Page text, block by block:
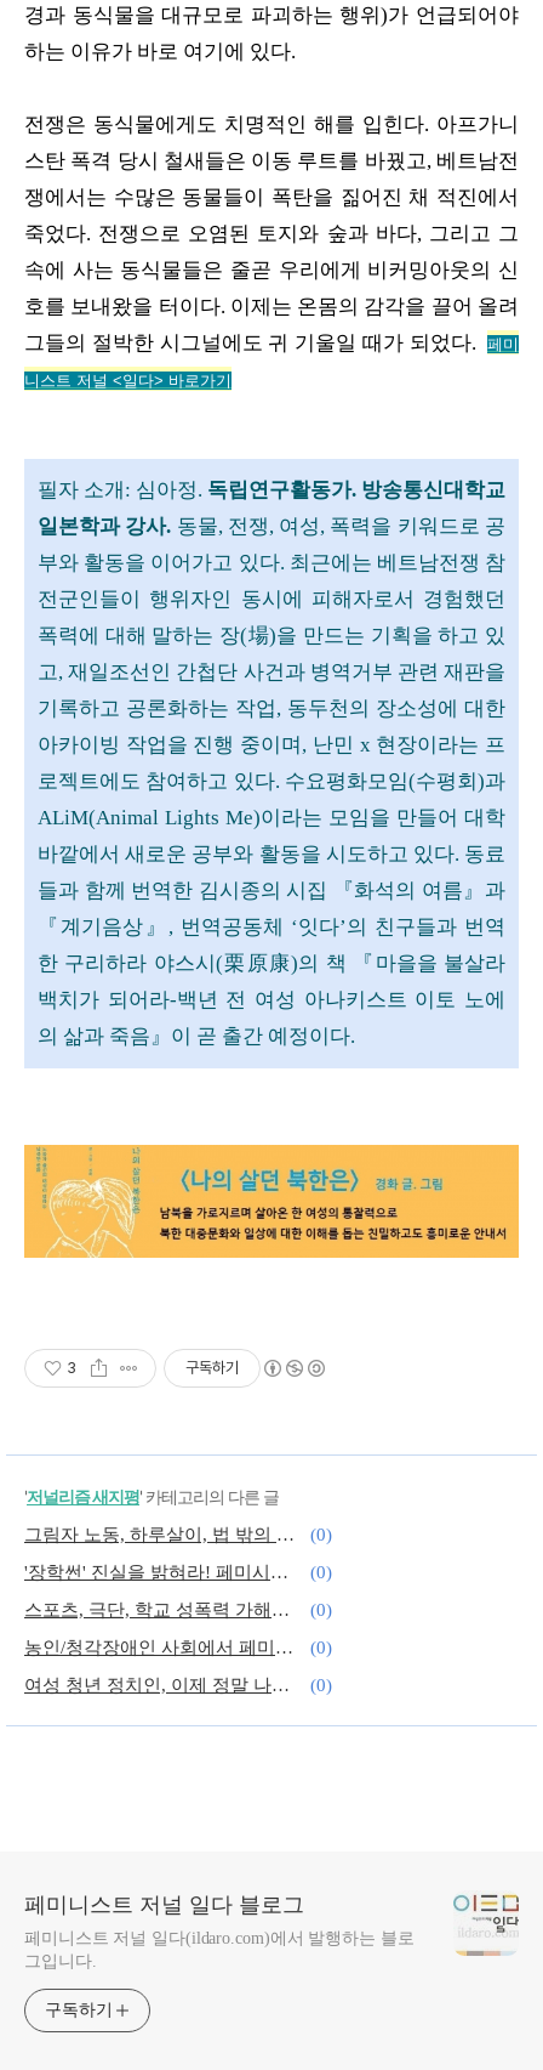
경과 동식물을 대규모로 파괴하는 행위)가 언급되어야
하는 이유가 바로 여기에 있다.
전쟁은 동식물에게도 치명적인 해를 입힌다. 아프가니
스탄 폭격 당시 철새들은 이동 루트를 바꿨고, 베트남전
쟁에서는 수많은 동물들이 폭탄을 짊어진 채 적진에서
죽었다. 전쟁으로 오염된 토지와 숲과 바다, 그리고 그
속에 사는 동식물들은 줄곧 우리에게 비커밍아웃의 신
호를 보내왔을 터이다. 이제는 온몸의 감각을 끌어 올려
그들의 절박한 시그널에도 귀 기울일 때가 되었다.
페미
니스트 저널 <일다> 바로가기
필자 소개: 심아정. 독립연구활동가. 방송통신대학교
일본학과 강사. 동물, 전쟁, 여성, 폭력을 키워드로 공
부와 활동을 이어가고 있다. 최근에는 베트남전쟁 참
전군인들이 행위자인 동시에 피해자로서 경험했던
폭력에 대해 말하는 장(場)을 만드는 기획을 하고 있
고, 재일조선인 간첩단 사건과 병역거부 관련 재판을
기록하고 공론화하는 작업, 동두천의 장소성에 대한
아카이빙 작업을 진행 중이며, 난민 x 현장이라는 프
로젝트에도 참여하고 있다. 수요평화모임(수평회)과
ALiM(Animal Lights Me)이라는 모임을 만들어 대학
바깥에서 새로운 공부와 활동을 시도하고 있다. 동료
들과 함께 번역한 김시종의 시집 『화석의 여름』과
『계기음상』, 번역공동체 ‘잇다’의 친구들과 번역
한 구리하라 야스시(栗原康)의 책 『마을을 불살라
백치가 되어라-백년 전 여성 아나키스트 이토 노에
의 삶과 죽음』이 곧 출간 예정이다.
3 구독하기
'저널리즘 새지평' 카테고리의 다른 글
그림자 노동, 하루살이, 법 밖의 노동? 가사노동자도 노동자다!
(0)
'장학썬' 진실을 밝혀라! 페미시국광장 개시
(0)
스포츠, 극단, 학교 성폭력 가해자의 공통점은 '지도자'의 위치
(0)
농인/청각장애인 사회에서 페미니즘을 말하다
(0)
여성 청년 정치인, 이제 정말 나올 때 되었잖아요?
(0)
여성 조연출은 드세다? (0)
페미니스트 저널 일다 블로그
페미니스트 저널 일다(ildaro.com)에서 발행하는 블로
그입니다.
구독하기